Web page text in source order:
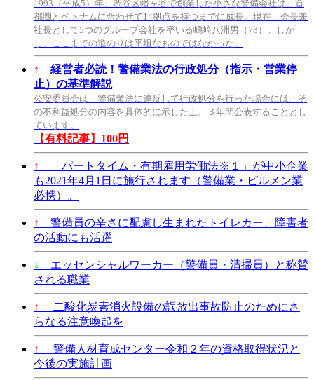
1993（平成5）年、渋谷区幡ヶ谷で創業した小さな警備会社は、首
都圏とベトナムに合わせて14拠点を持つまでに成長。現在、会長兼
社長として5つのグループ会社を率いる嶋崎八洲男（78）。しか
し、ここまでの道のりは平坦なものではなかった。
↑
経営者必読！警備業法の行政処分（指示・営業停
止）の基準解説
公安委員会は、警備業法に違反して行政処分を行った場合には、そ
の不利益処分の内容を具体的に示した上、３年間公表することとし
ています。
【有料記事】100円
↑
「パートタイム・有期雇用労働法※１」が中小企業
も2021年4月1日に施行されます（警備業・ビルメン業
必携）。
↑
警備員の辛さに配慮し生まれたトイレカー、障害者
の活動にも活躍
↓
エッセンシャルワーカー（警備員・清掃員）と称賛
される職業
↑
二酸化炭素消火設備の誤放出事故防止のためにさ
らなる注意喚起を
↑
警備人材育成センター令和２年の資格取得状況と
今後の実施計画